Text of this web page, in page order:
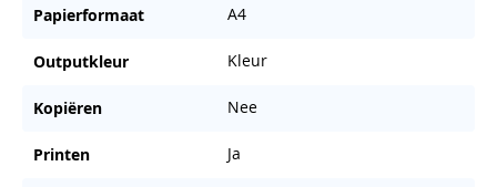
Papierformaat A4
Outputkleur Kleur
Kopiëren Nee
Printen Ja